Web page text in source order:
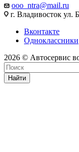
ooo_ntra@mail.ru
г. Владивосток ул.
Вконтакте
Одноклассники
2026 © Автосервис
Найти